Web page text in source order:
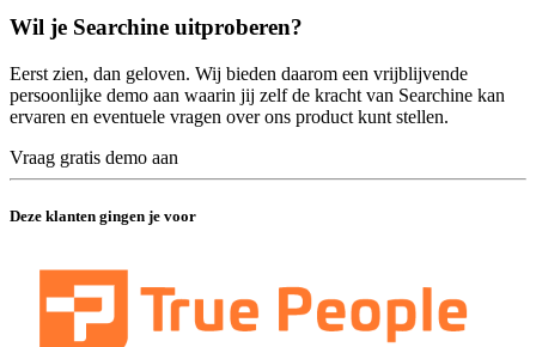
Wil je Searchine uitproberen?
Eerst zien, dan geloven. Wij bieden daarom een vrijblijvende
persoonlijke demo aan waarin jij zelf de kracht van Searchine kan
ervaren en eventuele vragen over ons product kunt stellen.
Vraag gratis demo aan
Deze klanten gingen je voor